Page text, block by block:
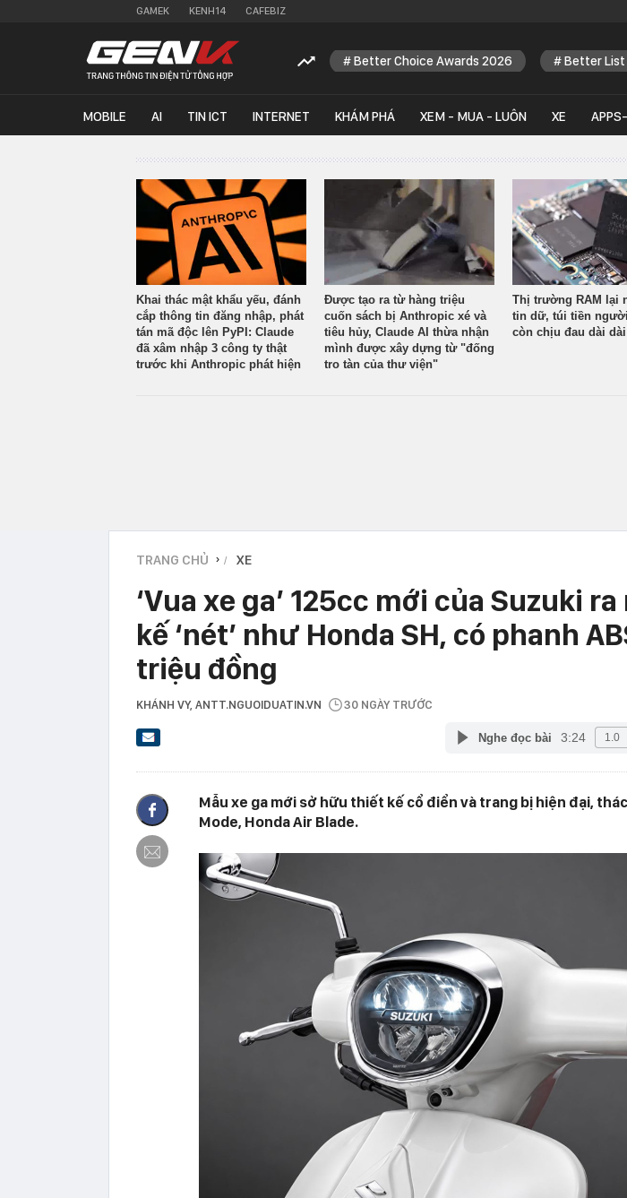
GAMEK KENH14 CAFEBIZ
Better Choice Awards 2026 Better List
MOBILE AI TIN ICT INTERNET KHÁM PHÁ XEM - MUA - LUÔN XE
Khai thác mật khẩu yếu, đánh
cắp thông tin đăng nhập, phát
tán mã độc lên PyPI: Claude
đã xâm nhập 3 công ty thật
trước khi Anthropic phát hiện
Được tạo ra từ hàng triệu
cuốn sách bị Anthropic xé và
tiêu hủy, Claude AI thừa nhận
mình được xây dựng từ "đống
tro tàn của thư viện"
Thị trường RAM lại
tin dữ, túi tiền
còn chịu đau dài dài
TRANG CHỦ › XE
‘Vua xe ga’ 125cc mới của Suzuki
kế ‘nét’ như Honda SH, có phanh
triệu đồng
KHÁNH VY, ANTT.NGUOIDUATIN.VN 30 NGÀY TRƯỚC
Nghe đọc bài 3:24
Mẫu xe ga mới sở hữu thiết kế cổ điển và trang bị hiện đại,
Mode, Honda Air Blade.